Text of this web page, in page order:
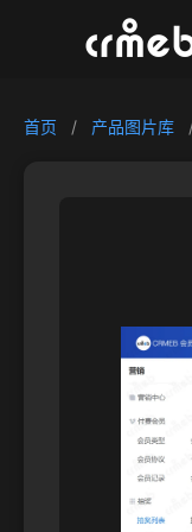
首页 / 产品图片库